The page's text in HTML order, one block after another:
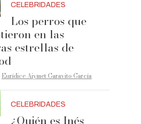
CELEBRIDADES
Los perros que
en las
estrellas de
Eurídice Aiymet Garavito García
CELEBRIDADES
¿Quién es Inés